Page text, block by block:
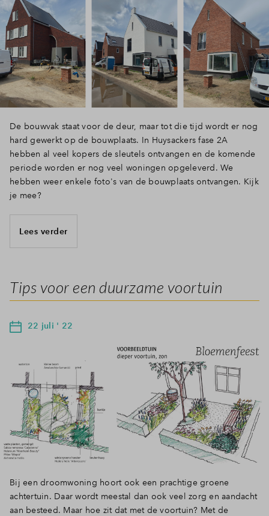
De bouwvak staat voor de deur, maar tot die tijd wordt er nog
hard gewerkt op de bouwplaats. In Huysackers fase 2A
hebben al veel kopers de sleutels ontvangen en de komende
periode worden er nog veel woningen opgeleverd. We
hebben weer enkele foto's van de bouwplaats ontvangen. Kijk
je mee?
Lees verder
Tips voor een duurzame voortuin
22 juli ' 22
Bij een droomwoning hoort ook een prachtige groene
achtertuin. Daar wordt meestal dan ook veel zorg en aandacht
aan besteed. Maar hoe zit dat met de voortuin? Met de